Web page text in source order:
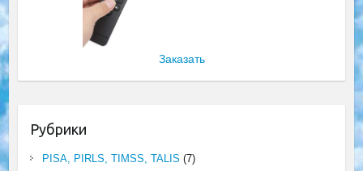
Заказать
Рубрики
PISA, PIRLS, TIMSS, TALIS (7)